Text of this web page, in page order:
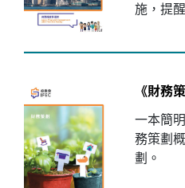
施，提
《財務
一本簡
務策劃
劃。